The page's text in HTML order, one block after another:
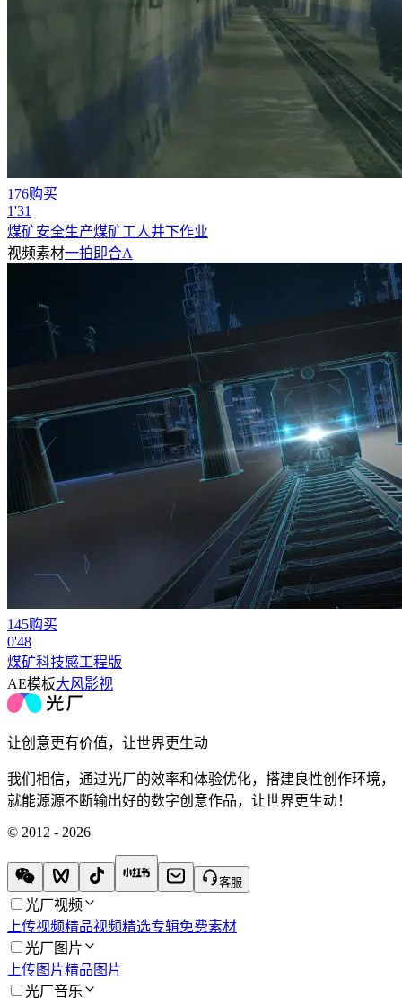
176购买
1'31
煤矿安全生产煤矿工人井下作业
视频素材一拍即合A
145购买
0'48
煤矿科技感工程版
AE模板大风影视
让创意更有价值，让世界更生动
我们相信，通过光厂的效率和体验优化，搭建良性创作环境，
就能源源不断输出好的数字创意作品，让世界更生动！
© 2012 - 2026
客服
光厂视频
上传视频精品视频精选专辑免费素材
光厂图片
上传图片精品图片
光厂音乐